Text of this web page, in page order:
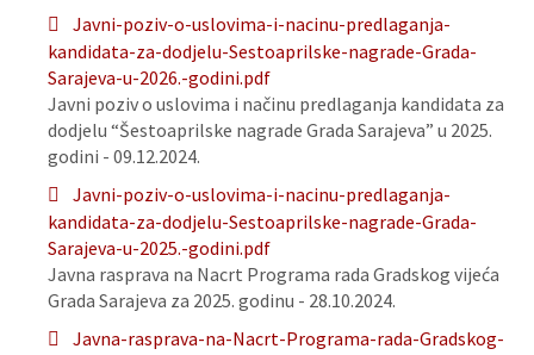
Javni-poziv-o-uslovima-i-nacinu-predlaganja-
kandidata-za-dodjelu-Sestoaprilske-nagrade-Grada-
Sarajeva-u-2026.-godini.pdf
Javni poziv o uslovima i načinu predlaganja kandidata za
dodjelu “Šestoaprilske nagrade Grada Sarajeva” u 2025.
godini - 09.12.2024.
Javni-poziv-o-uslovima-i-nacinu-predlaganja-
kandidata-za-dodjelu-Sestoaprilske-nagrade-Grada-
Sarajeva-u-2025.-godini.pdf
Javna rasprava na Nacrt Programa rada Gradskog vijeća
Grada Sarajeva za 2025. godinu - 28.10.2024.
Javna-rasprava-na-Nacrt-Programa-rada-Gradskog-